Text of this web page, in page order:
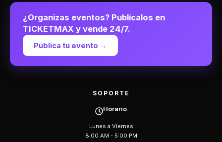
¿Organizas eventos? Publícalos en
TICKETMAX y vende 24/7.
Publica tu evento →
SOPORTE
Horario
Lunes a Viernes
8:00 AM - 5:00 PM